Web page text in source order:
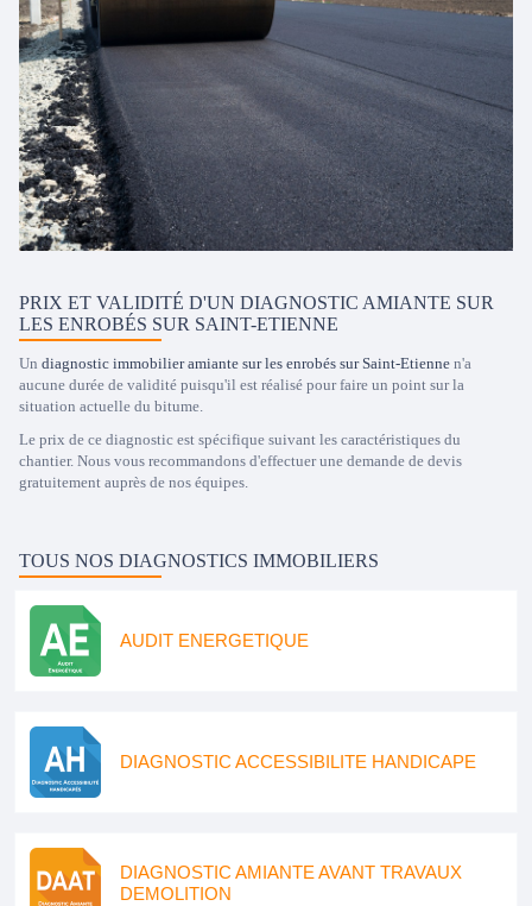
PRIX ET VALIDITÉ D'UN DIAGNOSTIC AMIANTE SUR
LES ENROBÉS SUR SAINT-ETIENNE
Un diagnostic immobilier amiante sur les enrobés sur Saint-Etienne n'a
aucune durée de validité puisqu'il est réalisé pour faire un point sur la
situation actuelle du bitume.
Le prix de ce diagnostic est spécifique suivant les caractéristiques du
chantier. Nous vous recommandons d'effectuer une demande de devis
gratuitement auprès de nos équipes.
TOUS NOS DIAGNOSTICS IMMOBILIERS
AUDIT ENERGETIQUE
DIAGNOSTIC ACCESSIBILITE HANDICAPE
DIAGNOSTIC AMIANTE AVANT TRAVAUX
DEMOLITION